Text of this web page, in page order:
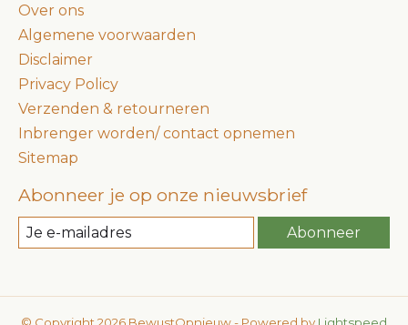
Over ons
Algemene voorwaarden
Disclaimer
Privacy Policy
Verzenden & retourneren
Inbrenger worden/ contact opnemen
Sitemap
Abonneer je op onze nieuwsbrief
Abonneer
© Copyright 2026 BewustOpnieuw - Powered by Lightspeed